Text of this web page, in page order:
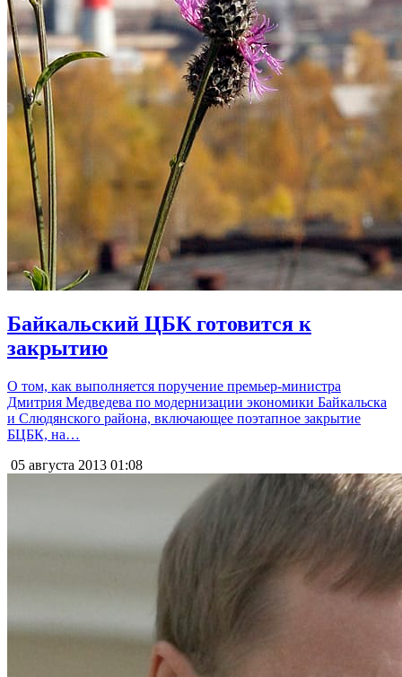
Байкальский ЦБК готовится к
закрытию
О том, как выполняется поручение премьер-министра
Дмитрия Медведева по модернизации экономики Байкальска
и Слюдянского района, включающее поэтапное закрытие
БЦБК, на…
05 августа 2013 01:08